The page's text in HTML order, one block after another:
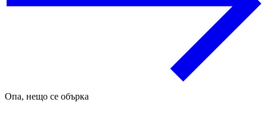
Опа, нещо се обърка